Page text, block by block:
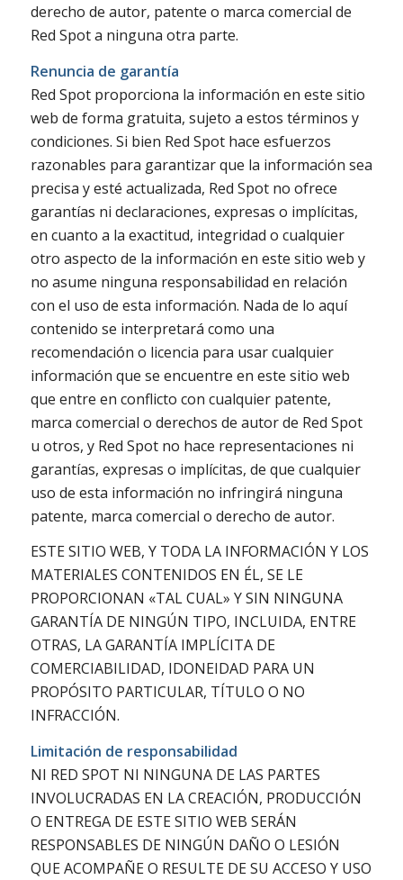
derecho de autor, patente o marca comercial de
Red Spot a ninguna otra parte.
Renuncia de garantía
Red Spot proporciona la información en este sitio
web de forma gratuita, sujeto a estos términos y
condiciones. Si bien Red Spot hace esfuerzos
razonables para garantizar que la información sea
precisa y esté actualizada, Red Spot no ofrece
garantías ni declaraciones, expresas o implícitas,
en cuanto a la exactitud, integridad o cualquier
otro aspecto de la información en este sitio web y
no asume ninguna responsabilidad en relación
con el uso de esta información. Nada de lo aquí
contenido se interpretará como una
recomendación o licencia para usar cualquier
información que se encuentre en este sitio web
que entre en conflicto con cualquier patente,
marca comercial o derechos de autor de Red Spot
u otros, y Red Spot no hace representaciones ni
garantías, expresas o implícitas, de que cualquier
uso de esta información no infringirá ninguna
patente, marca comercial o derecho de autor.
ESTE SITIO WEB, Y TODA LA INFORMACIÓN Y LOS
MATERIALES CONTENIDOS EN ÉL, SE LE
PROPORCIONAN «TAL CUAL» Y SIN NINGUNA
GARANTÍA DE NINGÚN TIPO, INCLUIDA, ENTRE
OTRAS, LA GARANTÍA IMPLÍCITA DE
COMERCIABILIDAD, IDONEIDAD PARA UN
PROPÓSITO PARTICULAR, TÍTULO O NO
INFRACCIÓN.
Limitación de responsabilidad
NI RED SPOT NI NINGUNA DE LAS PARTES
INVOLUCRADAS EN LA CREACIÓN, PRODUCCIÓN
O ENTREGA DE ESTE SITIO WEB SERÁN
RESPONSABLES DE NINGÚN DAÑO O LESIÓN
QUE ACOMPAÑE O RESULTE DE SU ACCESO Y USO